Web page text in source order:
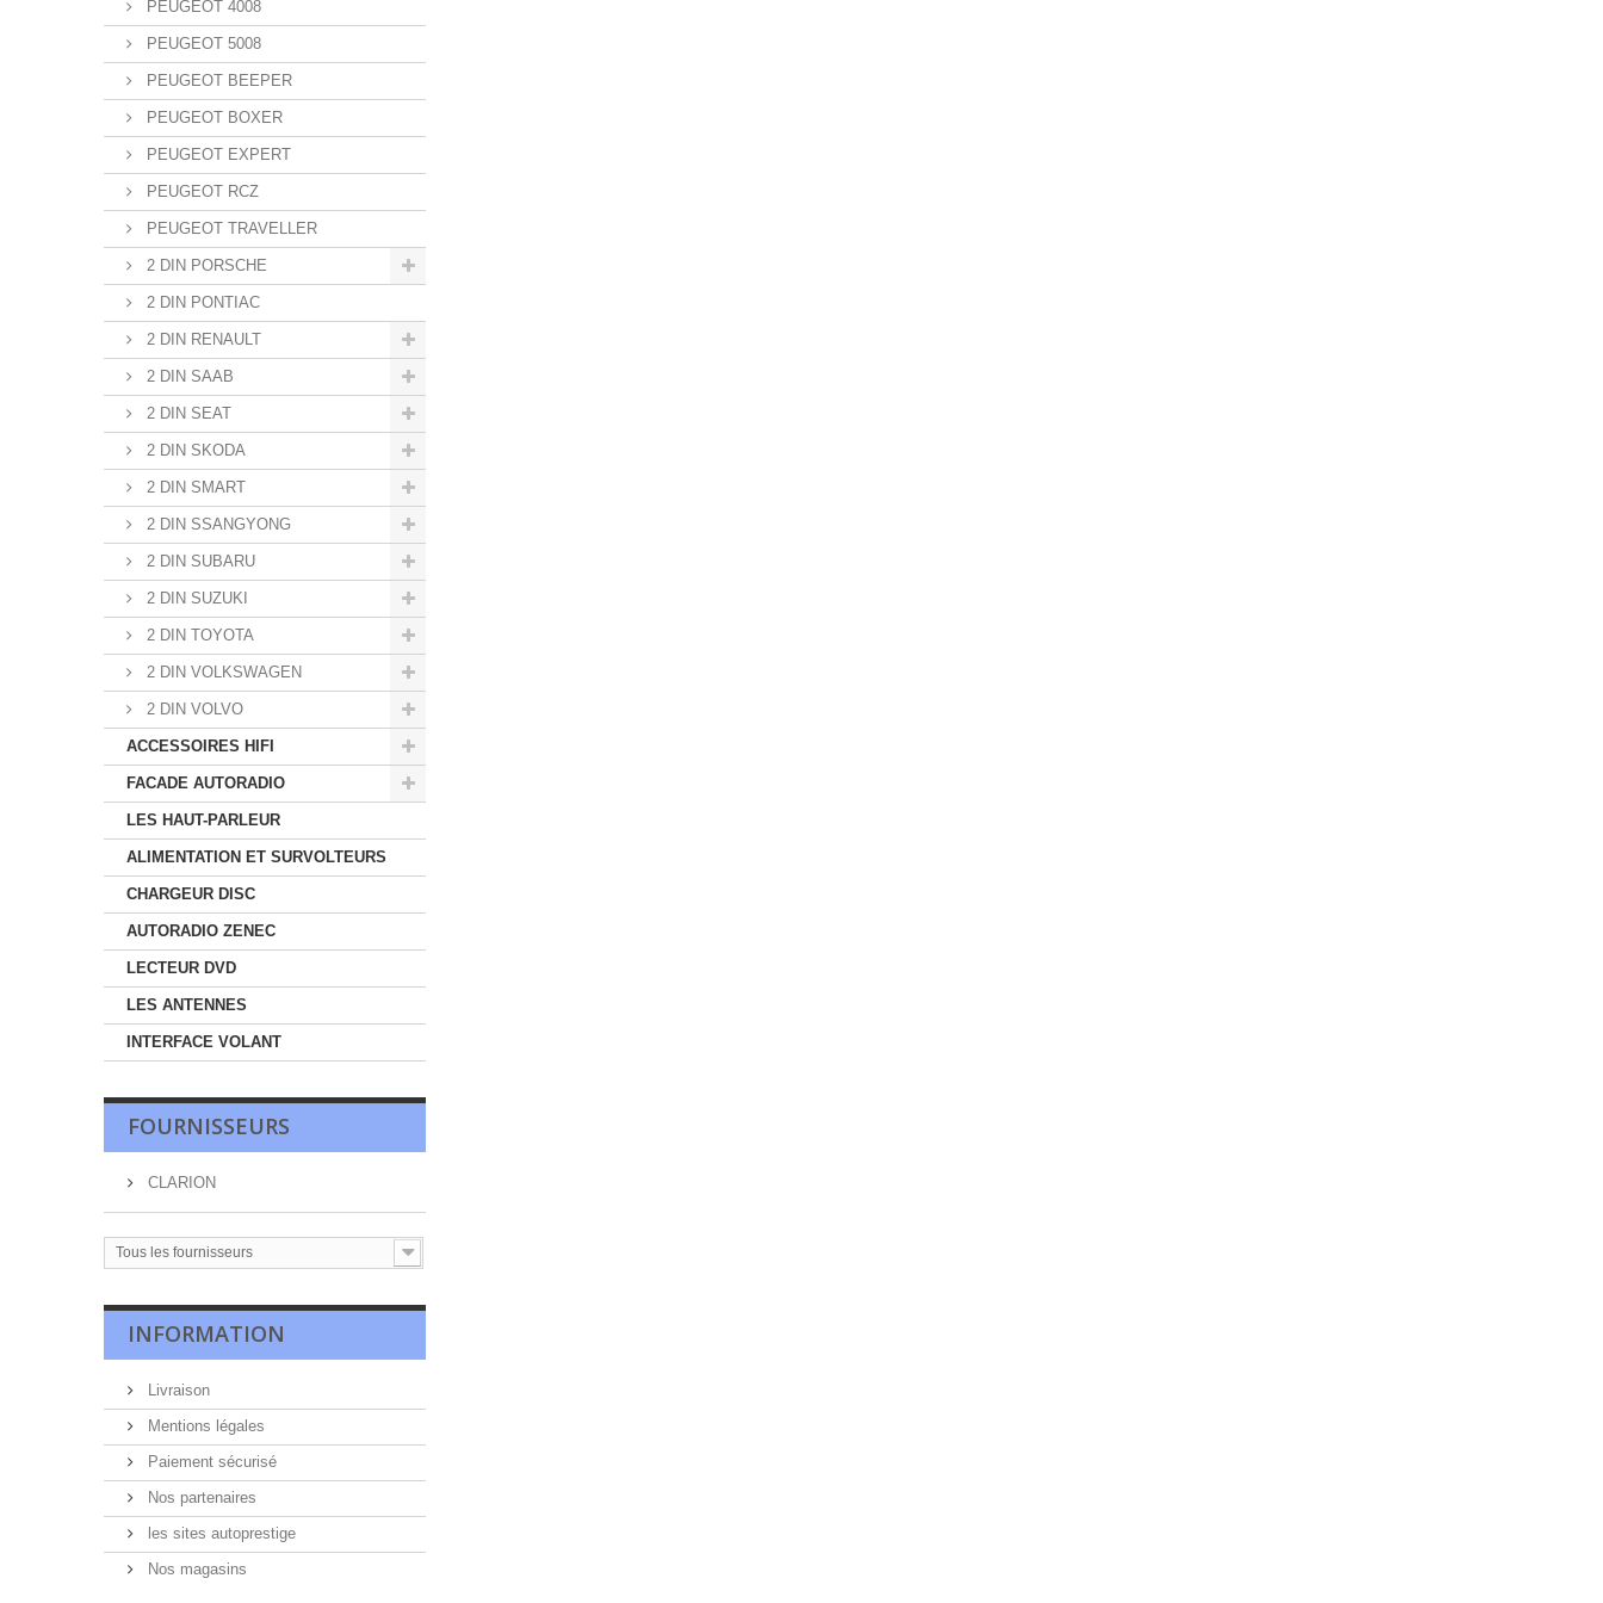
PEUGEOT 4008
PEUGEOT 5008
PEUGEOT BEEPER
PEUGEOT BOXER
PEUGEOT EXPERT
PEUGEOT RCZ
PEUGEOT TRAVELLER
2 DIN PORSCHE
2 DIN PONTIAC
2 DIN RENAULT
2 DIN SAAB
2 DIN SEAT
2 DIN SKODA
2 DIN SMART
2 DIN SSANGYONG
2 DIN SUBARU
2 DIN SUZUKI
2 DIN TOYOTA
2 DIN VOLKSWAGEN
2 DIN VOLVO
ACCESSOIRES HIFI
FACADE AUTORADIO
LES HAUT-PARLEUR
ALIMENTATION ET SURVOLTEURS
CHARGEUR DISC
AUTORADIO ZENEC
LECTEUR DVD
LES ANTENNES
INTERFACE VOLANT
FOURNISSEURS
CLARION
Tous les fournisseurs
INFORMATION
Livraison
Mentions légales
Paiement sécurisé
Nos partenaires
les sites autoprestige
Nos magasins